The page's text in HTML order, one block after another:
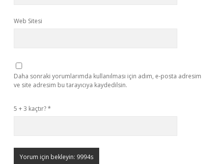
Web Sitesi
Daha sonraki yorumlarımda kullanılması için adım, e-posta adresim
ve site adresim bu tarayıcıya kaydedilsin.
5 + 3 kaçtır?*